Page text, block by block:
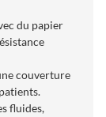
du papier
couverture
fluides,